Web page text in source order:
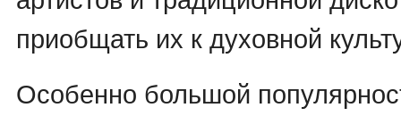
приобщать их к духовной
Особенно большой